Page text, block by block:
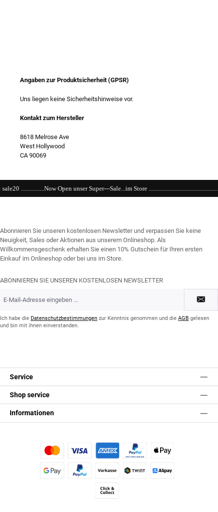
Angaben zur Produktsicherheit (GPSR)
Uns liegen keine Sicherheitshinweise vor.
Kontakt zum Hersteller
8618 Melrose Ave
West Hollywood
CA 90069
Open unser Super---Sale...im Store
Abonnieren Sie unseren kostenlosen Newsletter und verpassen Sie keine
Neuigkeit, Sales oder Aktionen aus unserem Onlineshop. Als
Willkommensgeschenk erhalten Sie einen 10% Gutschein für Ihren ersten
Einkauf im Onlineshop oder bei uns im Store.
ABONNIEREN SIE UNSEREN KOSTENLOSEN NEWSLETTER
Mail-
*Ich habe die Datenschutzbestimmungen zur Kenntnis genommen und die AGB gelesen
und bin mit ihnen einverstanden.
Service
Shop service
Informationen
Kredit- oder Debitkarte Später BezahlenApple Pay
Vorkasse